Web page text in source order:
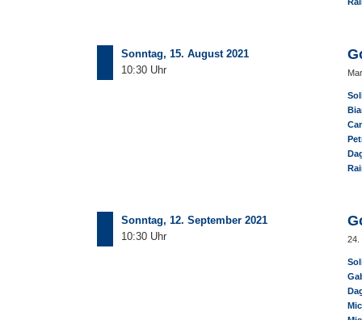
Sonntag, 15. August 2021
10:30 Uhr
Sonntag, 12. September 2021
10:30 Uhr
24.